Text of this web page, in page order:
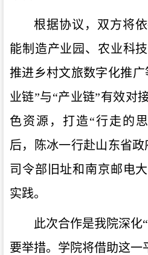
根据协议，双方将
能制造产业园、农业科
推进乡村文旅数字化推
业链”与“产业链”有效对
色资源，打造“行走的
后，陈冰一行赴山东省
司令部旧址和南京邮电
实践。
此次合作是我院深化
要举措。学院将借助这一